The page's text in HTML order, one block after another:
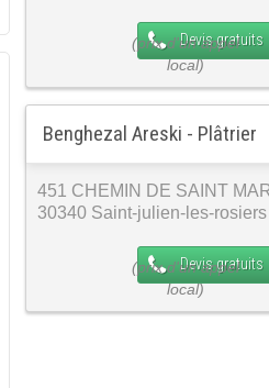
Devis gratuits
Benghezal Areski - Plâtrier
451 CHEMIN DE SAINT
30340 Saint-julien-les-rosiers
Devis gratuits